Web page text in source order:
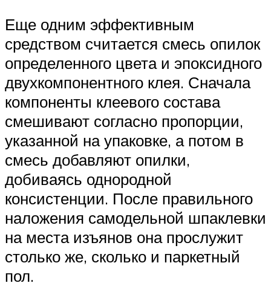
Еще одним эффективным
средством считается смесь опилок
определенного цвета и эпоксидного
двухкомпонентного клея. Сначала
компоненты клеевого состава
смешивают согласно пропорции,
указанной на упаковке, а потом в
смесь добавляют опилки,
добиваясь однородной
консистенции. После правильного
наложения самодельной шпаклевки
на места изъянов она прослужит
столько же, сколько и паркетный
пол.